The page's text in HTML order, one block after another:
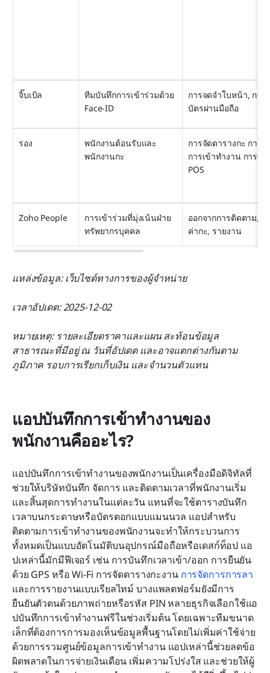
จิ๊บเบิล
ทีมบันทึกการเข้าร่วมด้วย
Face-ID
การจดจำใบหน้า, การ
บัตรผ่านมือถือ
รอง
พนักงานต้อนรับและ
พนักงานกะ
การจัดตารางกะ การ
การเข้าทำงาน การซิง
POS
Zoho People
การเข้าร่วมที่มุ่งเน้นฝ่าย
ทรัพยากรบุคคล
ออกจากการติดตาม, ก
ค่ากะ, รายงาน
แหล่งข้อมูล: เว็บไซต์ทางการของผู้จำหน่าย
เวลาอัปเดต: 2025-12-02
หมายเหตุ: รายละเอียดราคาและแผน สะท้อนข้อมูล
สาธารณะที่มีอยู่ ณ วันที่อัปเดต และอาจแตกต่างกันตาม
ภูมิภาค รอบการเรียกเก็บเงิน และจำนวนตัวแทน
แอปบันทึกการเข้าทำงานของ
พนักงานคืออะไร?
แอปบันทึกการเข้าทำงานของพนักงานเป็นเครื่องมือดิจิทัลที่
ช่วยให้บริษัทบันทึก จัดการ และติดตามเวลาที่พนักงานเริ่ม
และสิ้นสุดการทำงานในแต่ละวัน แทนที่จะใช้ตารางบันทึก
เวลาบนกระดาษหรือบัตรตอกแบบแมนนวล แอปสำหรับ
ติดตามการเข้าทำงานของพนักงานจะทำให้กระบวนการ
ทั้งหมดเป็นแบบอัตโนมัติบนอุปกรณ์มือถือหรือเดสก์ท็อป แอ
ปเหล่านี้มักมีฟีเจอร์ เช่น การบันทึกเวลาเข้า/ออก การยืนยัน
ด้วย GPS หรือ Wi-Fi การจัดตารางกะงาน การจัดการการลา
และการรายงานแบบเรียลไทม์ บางแพลตฟอร์มยังมีการ
ยืนยันตัวตนด้วยภาพถ่ายหรือรหัส PIN หลายธุรกิจเลือกใช้แอ
ปบันทึกการเข้าทำงานฟรีในช่วงเริ่มต้น โดยเฉพาะทีมขนาด
เล็กที่ต้องการการมองเห็นข้อมูลพื้นฐานโดยไม่เพิ่มค่าใช้จ่าย
ด้วยการรวมศูนย์ข้อมูลการเข้าทำงาน แอปเหล่านี้ช่วยลดข้อ
ผิดพลาดในการจ่ายเงินเดือน เพิ่มความโปร่งใส และช่วยให้ผู้